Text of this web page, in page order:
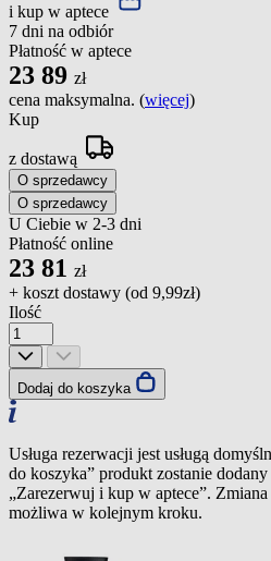
i kup w aptece
7 dni na odbiór
Płatność w aptece
23 89 zł
cena maksymalna. (więcej)
Kup
z dostawą
O sprzedawcy
O sprzedawcy
U Ciebie w 2-3 dni
Płatność online
23 81 zł
+ koszt dostawy (od 9,99zł)
Ilość
Dodaj do koszyka
Usługa rezerwacji jest usługą
do koszyka” produkt zostanie
„Zarezerwuj i kup w aptece”.
możliwa w kolejnym kroku.